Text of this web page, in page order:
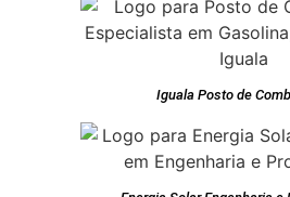
Iguala Posto de